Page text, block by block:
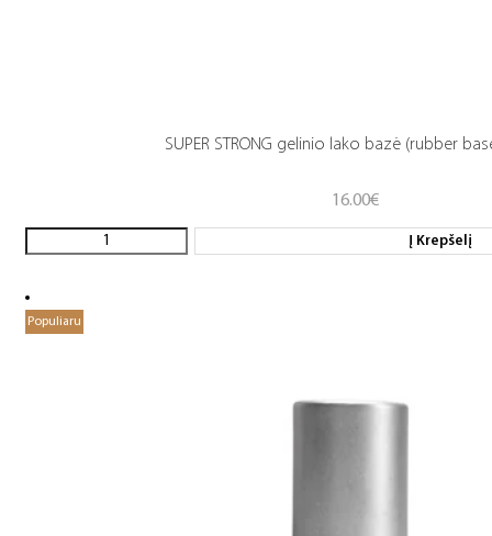
SUPER STRONG gelinio lako bazė (rubber
16.00€
Į Krepšelį
Populiaru